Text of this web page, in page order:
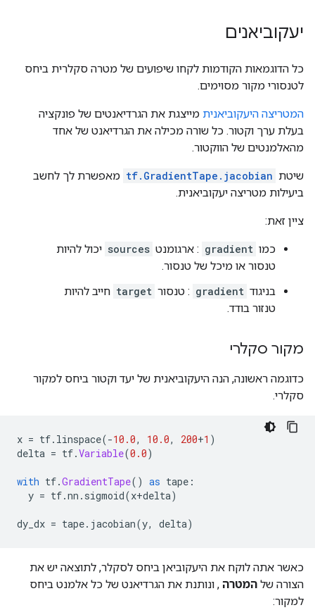
יעקוביאנים
כל הדוגמאות הקודמות לקחו שיפועים של מטרה סקלרית ביחס
לטנסורי מקור מסוימים.
המטריצה ​​היעקוביאנית מייצגת את הגרדיאנטים של פונקציה
בעלת ערך וקטור. כל שורה מכילה את הגרדיאנט של אחד
מהאלמנטים של הווקטור.
שיטת tf.GradientTape.jacobian מאפשרת לך לחשב
ביעילות מטריצה ​​יעקוביאנית.
ציין זאת:
כמו gradient : ארגומנט sources יכול להיות
טנסור או מיכל של טנסור.
בניגוד gradient : טנסור target חייב להיות
טנזור בודד.
מקור סקלרי
כדוגמה ראשונה, הנה היעקוביאנית של יעד וקטור ביחס למקור
סקלרי.
x = tf. linspace(-10.0, 10.0, 200+1 )
delta = tf.Variable(0.0)
with tf.GradientTape() as tape :
y = tf.nn . sigmoid(x+delta)
dy_dx = tape. jacobian(y, delta)
כאשר אתה לוקח את היעקוביאן ביחס לסקלר, לתוצאה יש את
הצורה של המטרה , ונותנת את הגרדיאנט של כל אלמנט ביחס
למקור: